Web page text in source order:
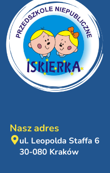
Nasz adres
ul. Leopolda Staffa 6
30-080 Kraków